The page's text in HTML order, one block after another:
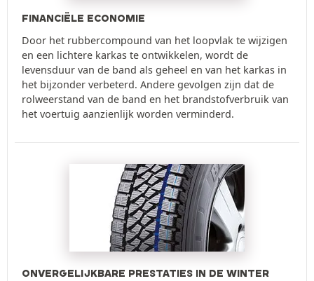
FINANCIËLE ECONOMIE
Door het rubbercompound van het loopvlak te wijzigen
en een lichtere karkas te ontwikkelen, wordt de
levensduur van de band als geheel en van het karkas in
het bijzonder verbeterd. Andere gevolgen zijn dat de
rolweerstand van de band en het brandstofverbruik van
het voertuig aanzienlijk worden verminderd.
ONVERGELIJKBARE PRESTATIES IN DE WINTER